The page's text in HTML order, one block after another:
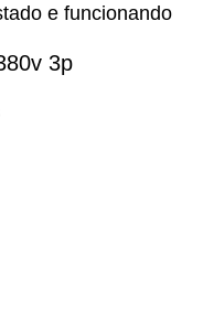
e funcionando
3p